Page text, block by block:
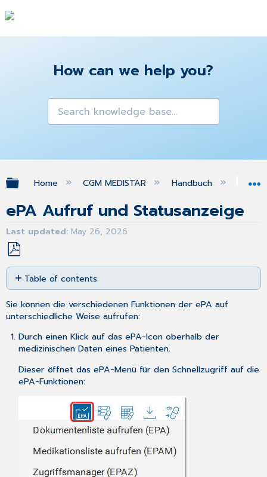
How can we help you?
Expand/collapse global hierarchy
Home CGM MEDISTAR Handbuch
ePA Aufruf und Statusanzeige
Last updated May 26, 2026
Save
as
PDF
Table of contents
No
headers
Sie können die verschiedenen Funktionen der ePA auf
unterschiedliche Weise aufrufen:
Durch einen Klick auf das ePA-Icon oberhalb der
medizinischen Dateneines Patienten.
Dieser öffnet das ePA-Menü für den Schnellzugriff auf die
ePA-Funktionen: